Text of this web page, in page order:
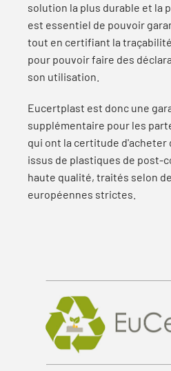
solution la plus durable et la
est essentiel de pouvoir
tout en certifiant la
pour pouvoir faire des
son utilisation.
Eucertplast est donc une
supplémentaire pour les
qui ont la certitude d'acheter
issus de plastiques de post-
haute qualité, traités selon
européennes strictes.